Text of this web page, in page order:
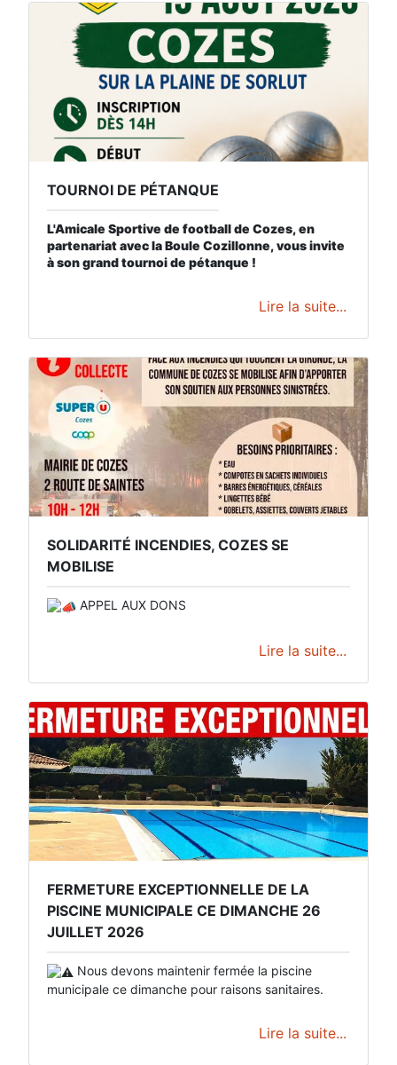
TOURNOI DE PÉTANQUE
L'Amicale Sportive de football de Cozes, en
partenariat avec la Boule Cozillonne, vous invite
à son grand tournoi de pétanque !
Lire la suite...
SOLIDARITÉ INCENDIES, COZES SE
MOBILISE
APPEL AUX DONS
Lire la suite...
FERMETURE EXCEPTIONNELLE DE LA
PISCINE MUNICIPALE CE DIMANCHE 26
JUILLET 2026
Nous devons maintenir fermée la piscine
municipale ce dimanche pour raisons sanitaires.
Lire la suite...